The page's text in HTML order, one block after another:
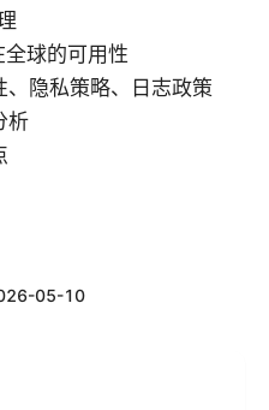
球的可用性
隐私策略、日志政策
析
05-10